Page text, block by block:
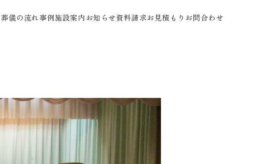
葬儀の流れ事例施設案内 お知らせ資料請求お見積もり お問合わせ